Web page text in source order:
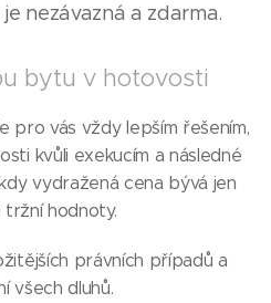
nezávazná a zdarma.
bytu v hotovosti
pro vás vždy lepším řešením,
kvůli exekucím a následné
vydražená cena bývá jen
tržní hodnoty.
právních případů a
všech dluhů.